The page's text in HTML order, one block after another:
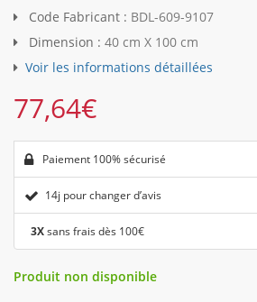
Code Fabricant : BDL-609-9107
Dimension : 40 cm X 100 cm
Voir les informations détaillées
77,64€
Paiement 100% sécurisé
14j pour changer d’avis
3Xsans frais dès 100€
Produit non disponible